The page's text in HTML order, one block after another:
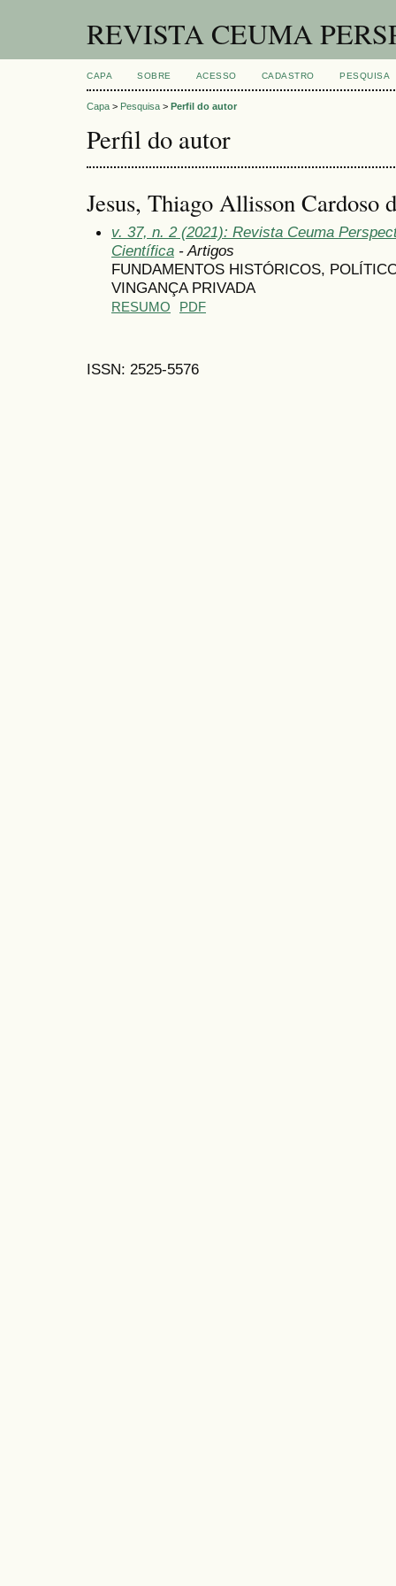
REVISTA CEUMA
CAPA SOBRE ACESSO CADASTRO PESQUISA
Capa > Pesquisa > Perfil do autor
Perfil do autor
Jesus, Thiago Allisson Cardoso
v. 37, n. 2 (2021): Revista Ceuma
Científica - Artigos
FUNDAMENTOS HISTÓRICOS,
VINGANÇA PRIVADA
RESUMO PDF
ISSN: 2525-5576